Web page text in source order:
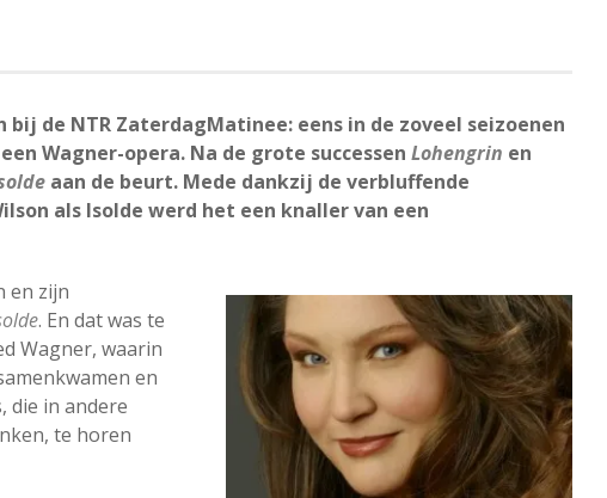
de NTR ZaterdagMatinee: eens in de zoveel seizoenen
Wagner-opera. Na de grote successen Lohengrin en
aan de beurt. Mede dankzij de verbluffende
als Isolde werd het een knaller van een
en zijn
. En dat was te
Wagner, waarin
en
die in andere
te horen